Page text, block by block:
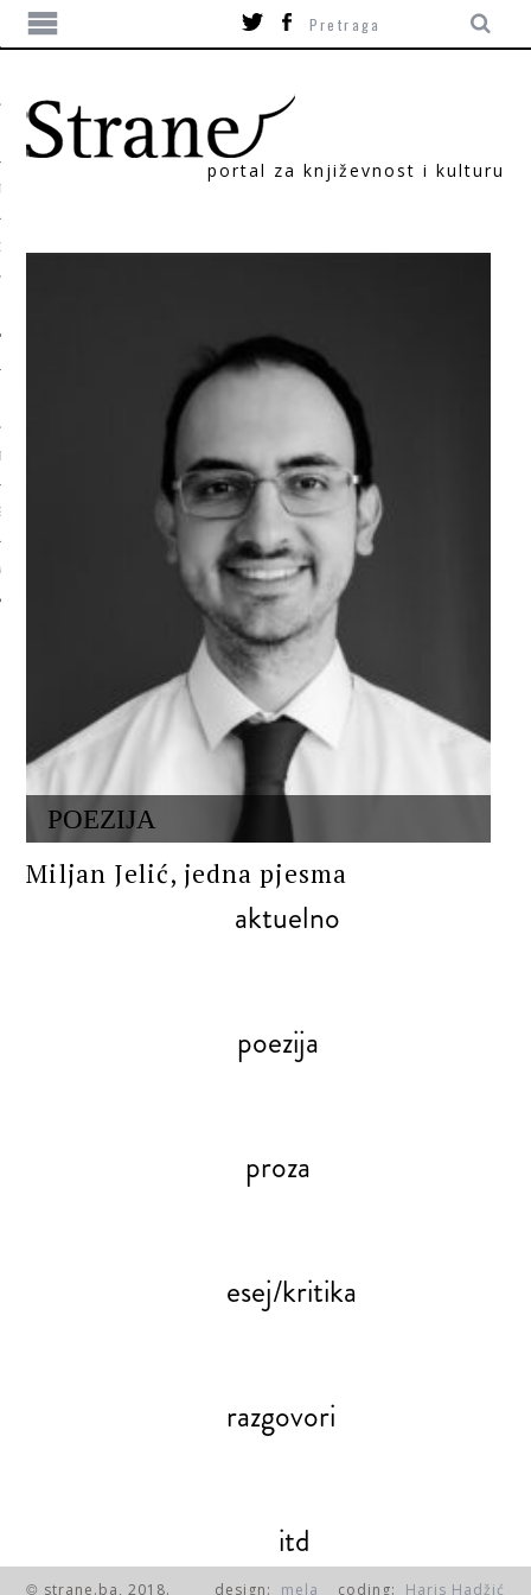
portal za književnost i kulturu
POEZIJA
Miljan Jelić, jedna pjesma
aktuelno
poezija
proza
esej/kritika
razgovori
itd
© strane.ba, 2018. design: mela coding: Haris Hadžić